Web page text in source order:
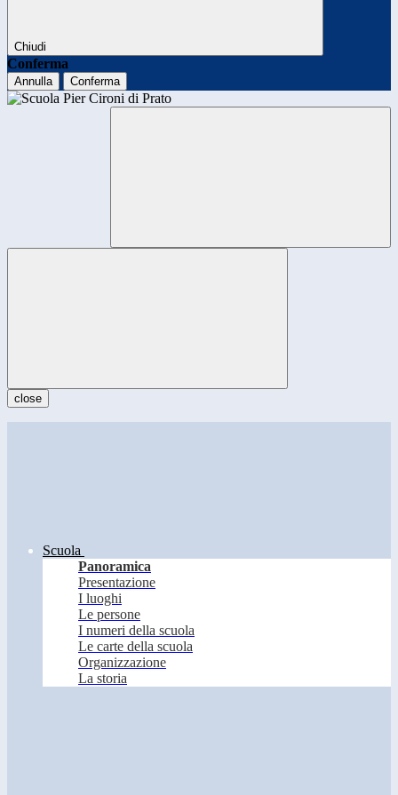
Chiudi
Conferma
Annulla Conferma
close
Scuola
Panoramica
Presentazione
I luoghi
Le persone
I numeri della scuola
Le carte della scuola
Organizzazione
La storia